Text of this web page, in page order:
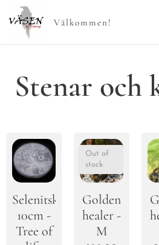
Välkommen!
Stenar och
Selenitskiva
10cm -
Tree of
Golden
healer -
M
Out of
stock